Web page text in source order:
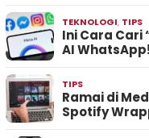
TEKNOLOGI, TIPS
Ini Cara Cari
AI WhatsApp!
TIPS
Ramai di
Spotify